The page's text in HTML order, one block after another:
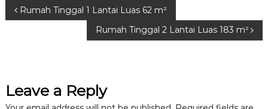
P
t
Rumah Tinggal 1 Lantai Luas 62 m²
Rumah Tinggal 2 Lantai Luas 183 m²
Leave a Reply